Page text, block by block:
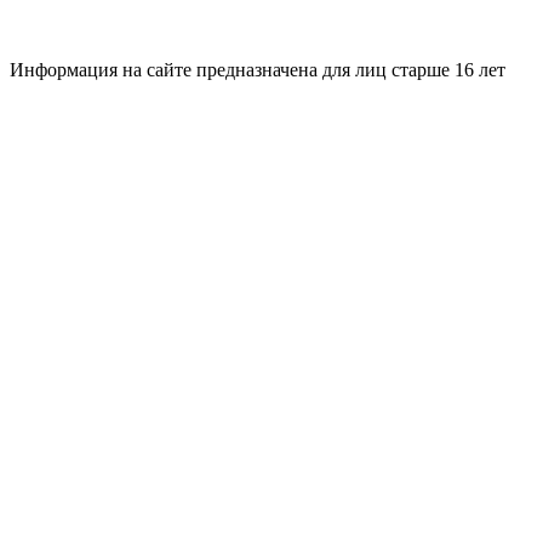
Информация на сайте предназначена для лиц старше 16 лет